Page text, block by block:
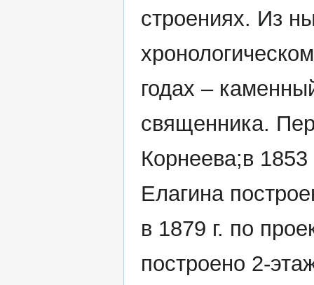
строениях. Из
годах –
священника.
Корнеева;в 1853
Елагина
в 1879 г. по
построено 2-